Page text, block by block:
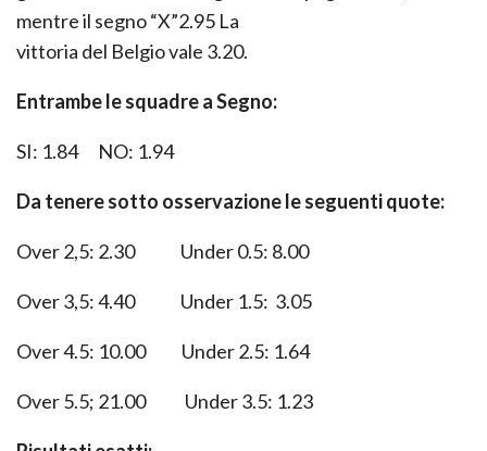
mentre il segno “X”2.95 La
vittoria del Belgiovale 3.20.
Entrambe le squadre a Segno:
SI: 1.84NO: 1.94
Da tenere sotto osservazione le seguenti quote:
Over2,5: 2.30 Under 0.5: 8.00
Over3,5:4.40 Under 1.5: 3.05
Over4.5: 10.00 Under 2.5: 1.64
Over5.5; 21.00 Under3.5: 1.23